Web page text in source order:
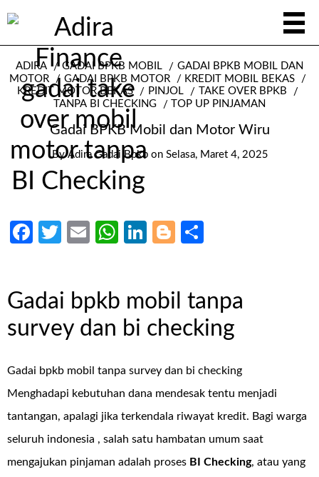
ADIRA GADAI BPKB MOBIL
GADAI BPKB MOBIL DAN
MOTOR
GADAI BPKB MOTOR
KREDIT MOBIL BEKAS
KREDIT MOTOR BEKAS
PINJOL
TAKE OVER BPKB
TANPA BI CHECKING
TOP UP PINJAMAN
Gadai BPKB Mobil dan Motor Wiru
ByAdira Gadai Bpkb on Selasa, Maret 4, 2025
Facebook
Twitter
EmailWhatsApp
LinkedIn
Blogger
Gadai bpkb mobil tanpa
survey dan bi checking
Gadai bpkb mobil tanpa survey dan bi checking
Menghadapi kebutuhan dana mendesak tentu menjadi
tantangan, apalagi jika terkendala riwayat kredit. Bagi warga
seluruh indonesia , salah satu hambatan umum saat
mengajukan pinjaman adalah proses BI Checking, atau yang